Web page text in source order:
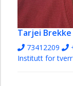
Tarjei Brekke
73412209
Institutt for